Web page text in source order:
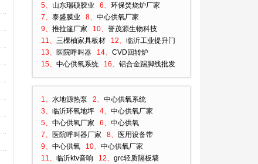
5、 山东瑞硕胶业 6、 环保焚烧炉厂家
7、 泰盛膜业 8、 中心供氧厂家
9、 推拉篷厂家 10、 誉茂源生物科技
11、 三棵柚家具板材 12、 临沂工业提升门
13、
医院呼叫器 14、 CVD回转炉
15、 中心供氧系统 16、 铝合金踢脚线批发
1、 水地源热泵 2、 中心供氧系统
3、 临沂环氧地坪 4、 中心供氧厂家
5、 中心供氧厂家 6、 中心供氧
7、
医院呼叫器厂家 8、
医用设备带
9、 中心供氧 10、 中心供氧厂家
11、 临沂ktv音响 12、 grc轻质隔板墙